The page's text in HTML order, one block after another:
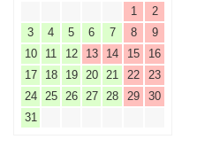
1
2
3
4 5 6 7 8
9
10
11 12 13 14 15
16
17
18 19 20 21 22
23
24
25 26 27 28 29
30
31